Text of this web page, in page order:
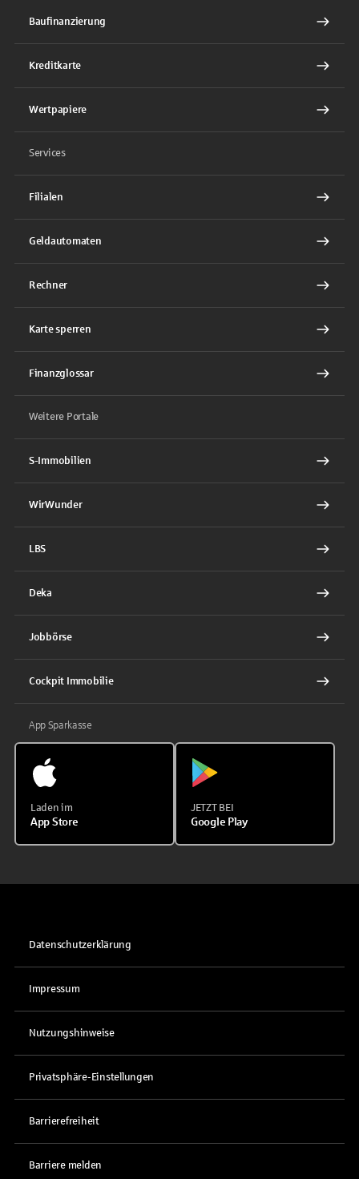
Baufinanzierung
Kreditkarte
Wertpapiere
Services
Filialen
Geldautomaten
Rechner
Karte sperren
Finanzglossar
Weitere Portale
S-Immobilien
WirWunder
LBS
Deka
Jobbörse
Cockpit Immobilie
App Sparkasse
Laden im
App Store
JETZT BEI
Google Play
Datenschutzerklärung
Impressum
Nutzungshinweise
Privatsphäre-Einstellungen
Barrierefreiheit
Barriere melden